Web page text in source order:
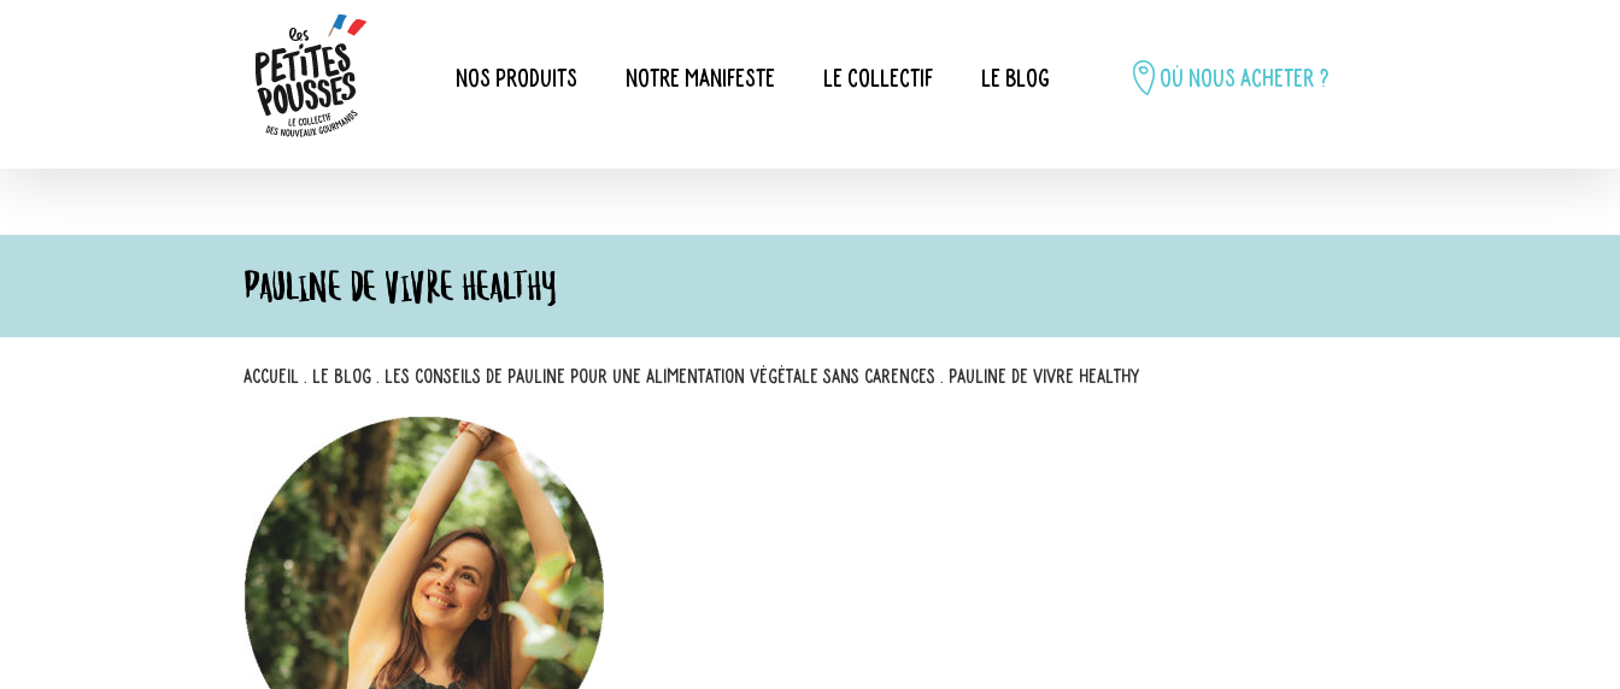
Nos produits Notre manifeste Le collectif Le blog Où nous acheter ?
PAULINE DE VIVRE HEALTHY
Accueil . Le blog . Les conseils de Pauline pour une alimentation végétale sans carences . Pauline de Vivre Healthy